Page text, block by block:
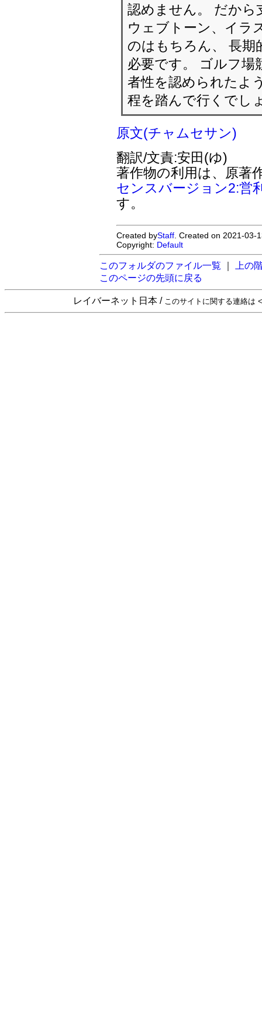
認めません。 だから
ウェブトーン、イラ
のはもちろん、 長期
必要です。 ゴルフ場
者性を認められたよ
程を踏んで行くでし
原文(チャムセサン)
翻訳/文責:安田(ゆ)
著作物の利用は、原著
センスバージョン2:営
す。
Created byStaff. Created on 2021-03-
Copyright: Default
このフォルダのファイル一覧
上の
このページの先頭に戻る
レイバーネット日本 / このサイトに関する連絡は